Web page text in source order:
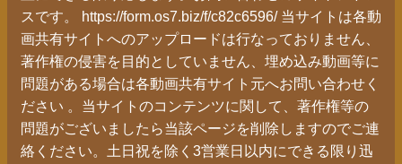
スです。 https://form.os7.biz/f/c82c6596/ 当サイトは各動
画共有サイトへのアップロードは行なっておりません、
著作権の侵害を目的としていません、埋め込み動画等に
問題がある場合は各動画共有サイト元へお問い合わせく
ださい 。当サイトのコンテンツに関して、著作権等の
問題がございましたら当該ページを削除しますのでご連
絡ください。土日祝を除く3営業日以内にできる限り迅